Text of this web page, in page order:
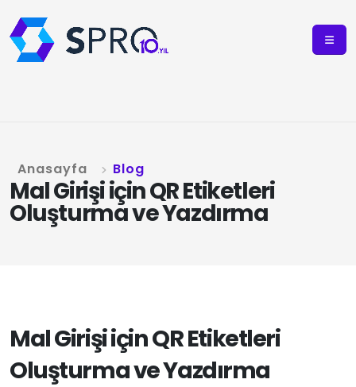
Mal Girişi için QR Etiketleri
Oluşturma ve Yazdırma
Anasayfa Blog
Mal Girişi için QR Etiketleri
Oluşturma ve Yazdırma